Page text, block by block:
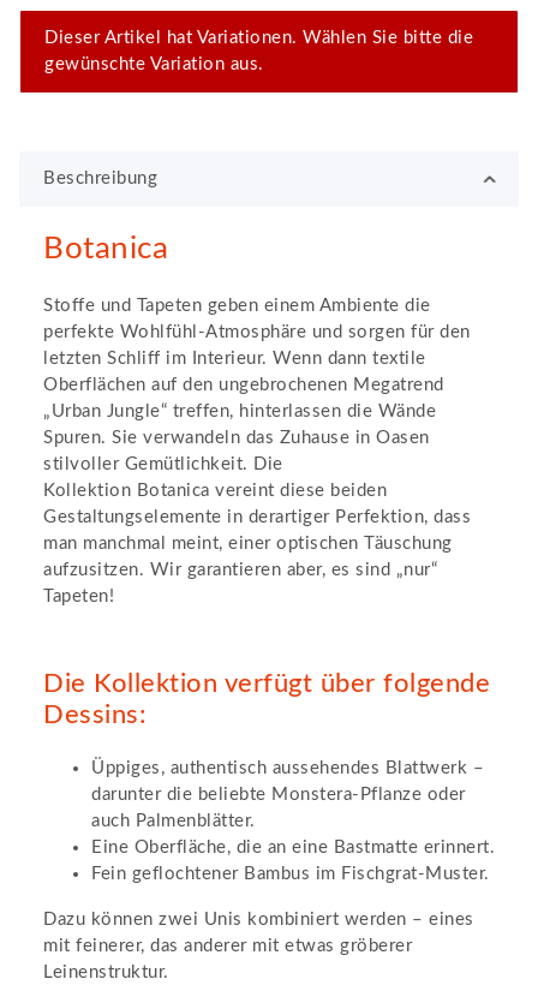
x
Dieser Artikel hat Variationen. Wählen Sie bitte die
gewünschte Variation aus.
Beschreibung
Botanica
Stoffe und Tapeten geben einem Ambiente die
perfekte Wohlfühl-Atmosphäre und sorgen für den
letzten Schliff im Interieur. Wenn dann textile
Oberflächen auf den ungebrochenen Megatrend
„Urban Jungle“ treffen, hinterlassen die Wände
Spuren. Sie verwandeln das Zuhause in Oasen
stilvoller Gemütlichkeit. Die
Kollektion Botanica vereint diese beiden
Gestaltungselemente in derartiger Perfektion, dass
man manchmal meint, einer optischen Täuschung
aufzusitzen. Wir garantieren aber, es sind „nur“
Tapeten!
Die Kollektion verfügt über folgende
Dessins:
Üppiges, authentisch aussehendes Blattwerk –
darunter die beliebte Monstera-Pflanze oder
auch Palmenblätter.
Eine Oberfläche, die an eine Bastmatte erinnert.
Fein geflochtener Bambus im Fischgrat-Muster.
Dazu können zwei Unis kombiniert werden – eines
mit feinerer, das anderer mit etwas gröberer
Leinenstruktur.